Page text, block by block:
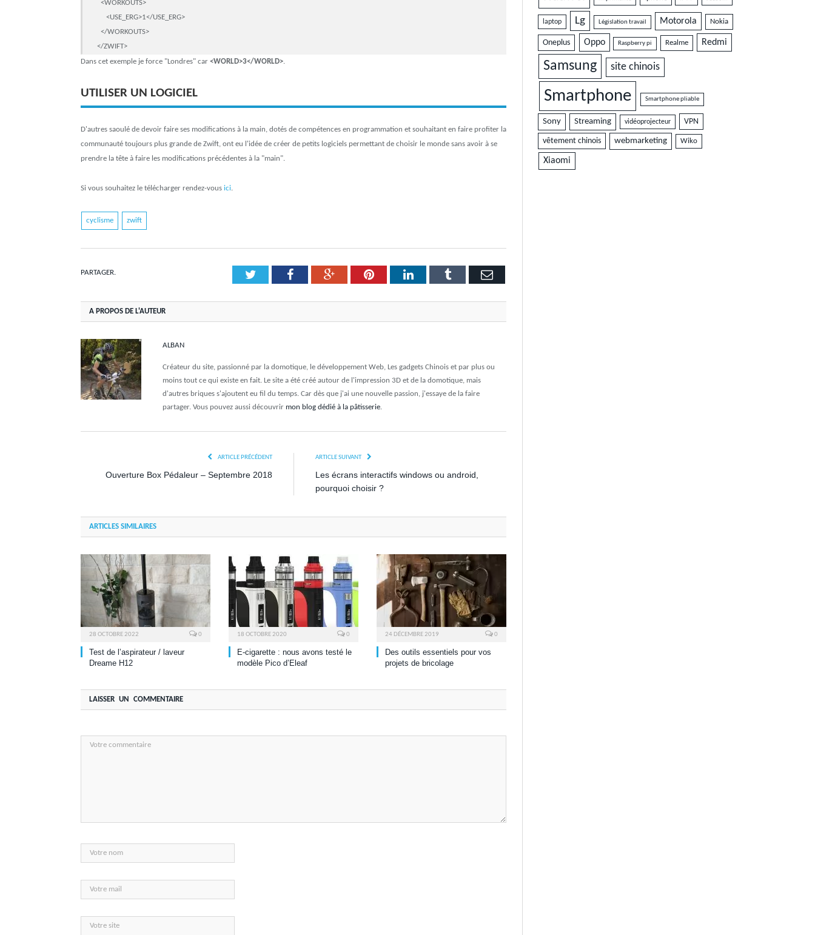
  <WORKOUTS>
     <USE_ERG>1</USE_ERG>
  </WORKOUTS>
</ZWIFT>
Dans cet exemple je force "Londres" car <WORLD>3</WORLD>.
UTILISER UN LOGICIEL
D'autres saoulé de devoir faire ses modifications à la main, dotés de compétences en programmation et souhaitant en faire profiter la
communauté toujours plus grande de Zwift, ont eu l'idée de créer de petits logiciels permettant de choisir le monde sans avoir à se
prendre la tête à faire les modifications précédentes à la "main".
Si vous souhaitez le télécharger rendez-vous ici
cyclisme zwift
PARTAGER. TwitterFacebookGoogle+PinterestLinkedInTumblr Email
A PROPOS DE L'AUTEUR
ALBAN
Créateur du site, passionné par la domotique, le développement Web, Les gadgets Chinois et par plus ou
moins tout ce qui existe en fait. Le site a été créé autour de l'impression 3D et de la domotique, mais
d'autres briques s'ajoutent eu fil du temps. Car dès que j'ai une nouvelle passion, j'essaye de la faire
partager. Vous pouvez aussi découvrir mon blog dédié à la pâtisserie.
ARTICLE PRÉCÉDENT
Ouverture Box Pédaleur – Septembre 2018
ARTICLE SUIVANT
Les écrans interactifs windows ou android,
pourquoi choisir ?
ARTICLES SIMILAIRES
28 OCTOBRE 2022 0
Test de l’aspirateur / laveur
Dreame H12
18 OCTOBRE 2020 0
E-cigarette : nous avons testé le
modèle Pico d’Eleaf
24 DÉCEMBRE 2019 0
Des outils essentiels pour vos
projets de bricolage
LAISSER UN COMMENTAIRE
laptop Lg Législation travail Motorola Nokia
Oneplus Oppo Raspberry pi Realme Redmi
Samsung site chinois
Smartphone Smartphone pliable
Sony Streaming vidéoprojecteur VPN
vêtement chinois webmarketing Wiko
Xiaomi